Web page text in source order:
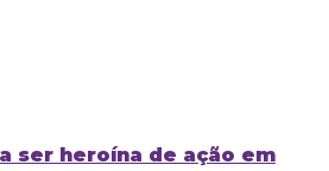
ser heroína de ação em